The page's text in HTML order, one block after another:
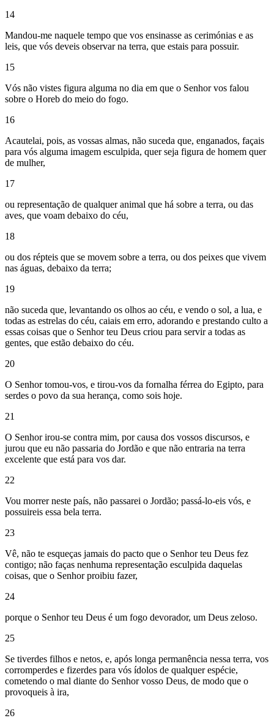
14
Mandou-me naquele tempo que vos ensinasse as cerimónias e as
leis, que vós deveis observar na terra, que estais para possuir.
15
Vós não vistes figura alguma no dia em que o Senhor vos falou
sobre o Horeb do meio do fogo.
16
Acautelai, pois, as vossas almas, não suceda que, enganados, façais
para vós alguma imagem esculpida, quer seja figura de homem quer
de mulher,
17
ou representação de qualquer animal que há sobre a terra, ou das
aves, que voam debaixo do céu,
18
ou dos répteis que se movem sobre a terra, ou dos peixes que vivem
nas águas, debaixo da terra;
19
não suceda que, levantando os olhos ao céu, e vendo o sol, a lua, e
todas as estrelas do céu, caiais em erro, adorando e prestando culto a
essas coisas que o Senhor teu Deus criou para servir a todas as
gentes, que estão debaixo do céu.
20
O Senhor tomou-vos, e tirou-vos da fornalha férrea do Egipto, para
serdes o povo da sua herança, como sois hoje.
21
O Senhor irou-se contra mim, por causa dos vossos discursos, e
jurou que eu não passaria do Jordão e que não entraria na terra
excelente que está para vos dar.
22
Vou morrer neste país, não passarei o Jordão; passá-lo-eis vós, e
possuireis essa bela terra.
23
Vê, não te esqueças jamais do pacto que o Senhor teu Deus fez
contigo; não faças nenhuma representação esculpida daquelas
coisas, que o Senhor proibiu fazer,
24
porque o Senhor teu Deus é um fogo devorador, um Deus zeloso.
25
Se tiverdes filhos e netos, e, após longa permanência nessa terra, vos
corromperdes e fizerdes para vós ídolos de qualquer espécie,
cometendo o mal diante do Senhor vosso Deus, de modo que o
provoqueis à ira,
26